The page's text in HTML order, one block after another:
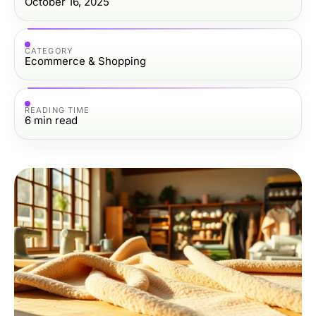
CATEGORY
Ecommerce & Shopping
READING TIME
6 min read